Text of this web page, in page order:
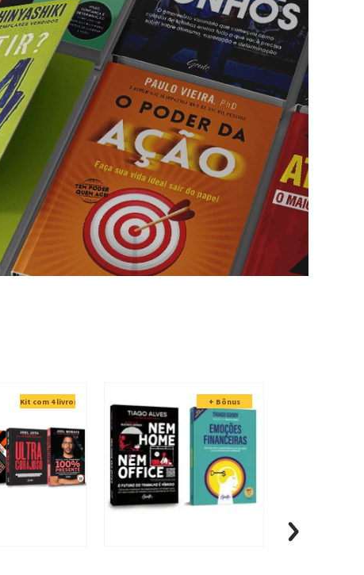
Kit com 4 livros + Bônus